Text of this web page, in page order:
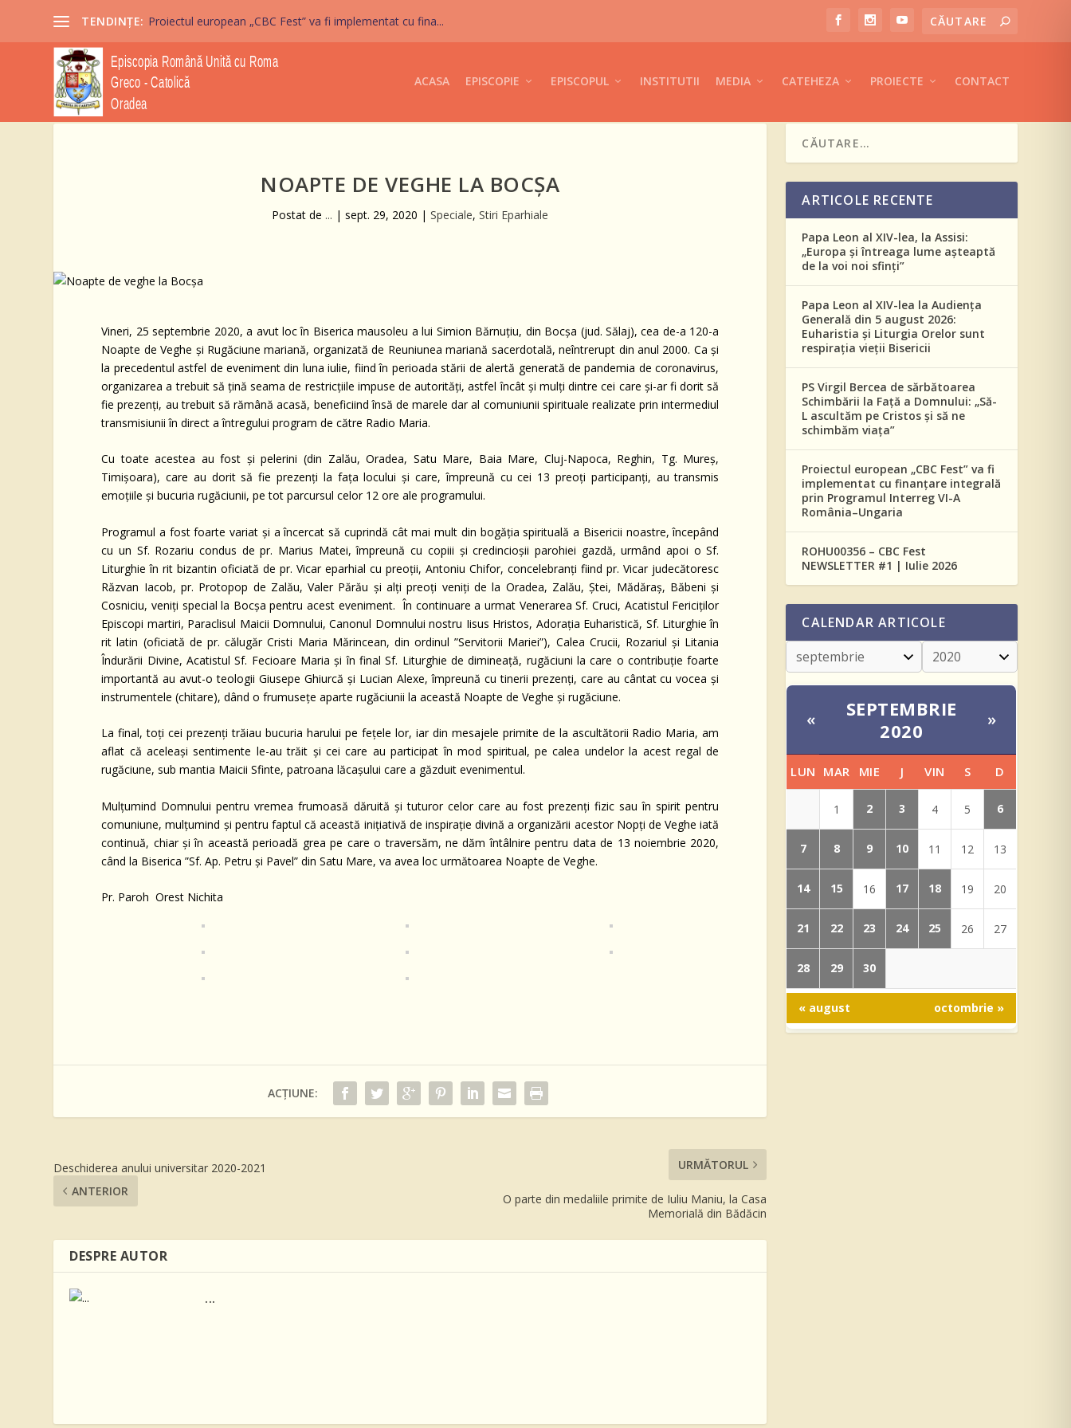
TENDINȚE: Proiectul european „CBC Fest” va fi implementat cu fina...
ACASA EPISCOPIE EPISCOPUL INSTITUTII MEDIA CATEHEZA PROIECTE CONTACT
NOAPTE DE VEGHE LA BOCȘA
Postat de ... |sept. 29, 2020 |Speciale,Stiri Eparhiale
Vineri, 25 septembrie 2020, a avut loc în Biserica mausoleu a lui Simion Bărnuțiu, din Bocșa (jud. Sălaj), cea de-a 120-a
Noapte de Veghe și Rugăciune mariană, organizată de Reuniunea mariană sacerdotală, neîntrerupt din anul 2000. Ca și
la precedentul astfel de eveniment din luna iulie, fiind în perioada stării de alertă generată de pandemia de coronavirus,
organizarea a trebuit să țină seama de restricțiile impuse de autorități, astfel încât și mulți dintre cei care și-ar fi dorit să
fie prezenți, au trebuit să rămână acasă, beneficiind însă de marele dar al comuniunii spirituale realizate prin intermediul
transmisiunii în direct a întregului program de către Radio Maria.
Cu toate acestea au fost și pelerini (din Zalău, Oradea, Satu Mare, Baia Mare, Cluj-Napoca, Reghin, Tg. Mureș,
Timișoara), care au dorit să fie prezenți la fața locului și care, împreună cu cei 13 preoți participanți, au transmis
emoțiile și bucuria rugăciunii, pe tot parcursul celor 12 ore ale programului.
Programul a fost foarte variat și a încercat să cuprindă cât mai mult din bogăția spirituală a Bisericii noastre, începând
cu un Sf. Rozariu condus de pr. Marius Matei, împreună cu copiii și credincioșii parohiei gazdă, urmând apoi o Sf.
Liturghie în rit bizantin oficiată de pr. Vicar eparhial cu preoții, Antoniu Chifor, concelebranți fiind pr. Vicar judecătoresc
Răzvan Iacob, pr. Protopop de Zalău, Valer Părău și alți preoți veniți de la Oradea, Zalău, Ștei, Mădăraș, Băbeni și
Cosniciu, veniți special la Bocșa pentru acest eveniment. În continuare a urmat Venerarea Sf. Cruci, Acatistul Fericiților
Episcopi martiri, Paraclisul Maicii Domnului, Canonul Domnului nostru Iisus Hristos, Adorația Euharistică, Sf. Liturghie în
rit latin (oficiată de pr. călugăr Cristi Maria Mărincean, din ordinul ”Servitorii Mariei”), Calea Crucii, Rozariul și Litania
Îndurării Divine, Acatistul Sf. Fecioare Maria și în final Sf. Liturghie de dimineață, rugăciuni la care o contribuție foarte
importantă au avut-o teologii Giusepe Ghiurcă și Lucian Alexe, împreună cu tinerii prezenți, care au cântat cu vocea și
instrumentele (chitare), dând o frumusețe aparte rugăciunii la această Noapte de Veghe și rugăciune.
La final, toți cei prezenți trăiau bucuria harului pe fețele lor, iar din mesajele primite de la ascultătorii Radio Maria, am
aflat că aceleași sentimente le-au trăit și cei care au participat în mod spiritual, pe calea undelor la acest regal de
rugăciune, sub mantia Maicii Sfinte, patroana lăcașului care a găzduit evenimentul.
Mulțumind Domnului pentru vremea frumoasă dăruită și tuturor celor care au fost prezenți fizic sau în spirit pentru
comuniune, mulțumind și pentru faptul că această inițiativă de inspirație divină a organizării acestor Nopți de Veghe iată
continuă, chiar și în această perioadă grea pe care o traversăm, ne dăm întâlnire pentru data de 13 noiembrie 2020,
când la Biserica ”Sf. Ap. Petru și Pavel” din Satu Mare, va avea loc următoarea Noapte de Veghe.
Pr. Paroh Orest Nichita
ACȚIUNE:
Deschiderea anului universitar 2020-2021
ANTERIOR
URMĂTORUL
O parte din medaliile primite de Iuliu Maniu, la Casa
Memorială din Bădăcin
DESPRE AUTOR
...
ARTICOLE RECENTE
Papa Leon al XIV-lea, la Assisi:
„Europa și întreaga lume așteaptă
de la voi noi sfinți”
Papa Leon al XIV-lea la Audiența
Generală din 5 august 2026:
Euharistia și Liturgia Orelor sunt
respirația vieții Bisericii
PS Virgil Bercea de sărbătoarea
Schimbării la Față a Domnului: „Să-
L ascultăm pe Cristos și să ne
schimbăm viața”
Proiectul european „CBC Fest” va fi
implementat cu finanțare integrală
prin Programul Interreg VI-A
România–Ungaria
ROHU00356 – CBC Fest
NEWSLETTER #1 | Iulie 2026
CALENDAR ARTICOLE
«
SEPTEMBRIE
2020
»
LUN MAR MIE J VIN S D
1 2 3 4 5 6
7 8 9 10 11 12 13
14 15 16 17 18 19 20
21 22 23 24 25 26 27
28 29 30
« august octombrie »